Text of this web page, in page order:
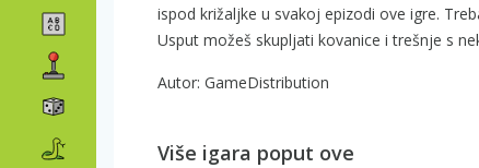
ispod križaljke u svakoj epizodi ove igre.
Usput možeš skupljati kovanice i trešnje s
Autor: GameDistribution
Više igara poput ove